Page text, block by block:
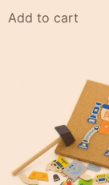
Add to cart